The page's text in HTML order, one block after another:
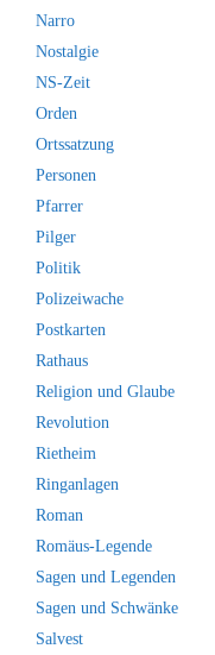
Narro
Nostalgie
NS-Zeit
Orden
Ortssatzung
Personen
Pfarrer
Pilger
Politik
Polizeiwache
Postkarten
Rathaus
Religion und Glaube
Revolution
Rietheim
Ringanlagen
Roman
Romäus-Legende
Sagen und Legenden
Sagen und Schwänke
Salvest